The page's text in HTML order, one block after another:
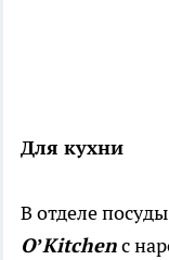
Для кухни
В отделе
O’Kitchenс